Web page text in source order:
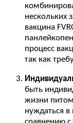
нескольких
вакцина
процесс
так как
быть
жизни
нуждаться